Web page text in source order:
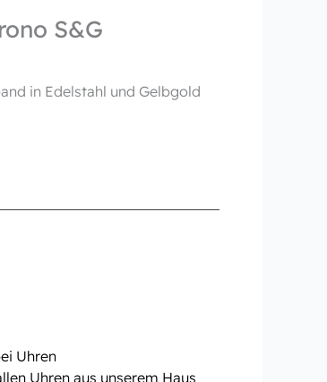
S&G
in Edelstahl und Gelbgold
Uhren
Uhren aus unserem Haus